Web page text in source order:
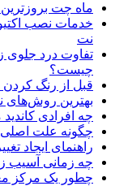
ماه چت
خدمات نصب
نت
تفاوت درد جلوی
چیست؟
قبل از رنگ کردن
بهترین روش‌های
چه افرادی
چگونه علت اصلی
راهنمای ایجاد
چه زمانی آسیب
چطور یک مرکز